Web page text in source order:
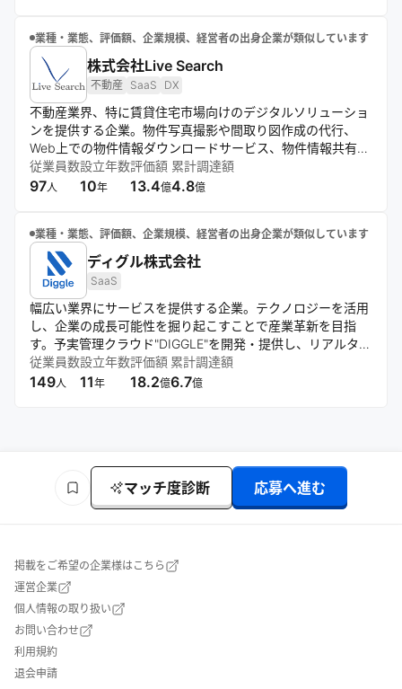
業種・業態、評価額、企業規模、経営者の出身企業が類似しています
株式会社Live Search
不動産 SaaS DX
不動産業界、特に賃貸住宅市場向けのデジタルソリューショ
ンを提供する企業。物件写真撮影や間取り図作成の代行、
Web上での物件情報ダウンロードサービス、物件情報共有ア
プリ、空室一覧管理ツールなどを展開。クラウド型サービス
を中心に、業界のデジタル化と業務効率化を促進し、正確な
従業員数
97人
設立年数
10年
評価額
13.4億
累計調達額
4.8億
業種・業態、評価額、企業規模、経営者の出身企業が類似しています
ディグル株式会社
SaaS
幅広い業界にサービスを提供する企業。テクノロジーを活用
し、企業の成長可能性を掘り起こすことで産業革新を目指
す。予実管理クラウド"DIGGLE"を開発・提供し、リアルタイ
ムデータ分析による経営判断の迅速化と正確性向上をサポー
トする。
従業員数
149人
設立年数
11年
評価額
18.2億
累計調達額
6.7億
マッチ度診断 応募へ進む
掲載をご希望の企業様はこちら
運営企業
個人情報の取り扱い
お問い合わせ
利用規約
退会申請